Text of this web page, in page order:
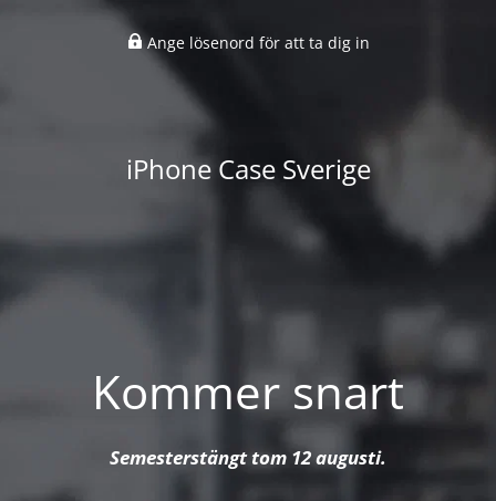
Ange lösenord för att ta dig in
iPhone Case Sverige
Kommer snart
Semesterstängt tom 12 augusti.